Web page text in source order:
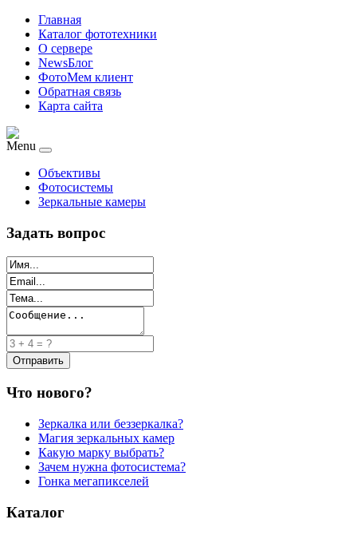
Главная
Каталог фототехники
О сервере
NewsБлог
ФотоМем клиент
Обратная связь
Карта сайта
Menu
Объективы
Фотосистемы
Зеркальные камеры
Задать вопрос
Что нового?
Зеркалка или беззеркалка?
Магия зеркальных камер
Какую марку выбрать?
Зачем нужна фотосистема?
Гонка мегапикселей
Каталог